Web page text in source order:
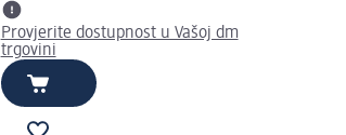
Provjerite dostupnost u Vašoj dm
trgovini